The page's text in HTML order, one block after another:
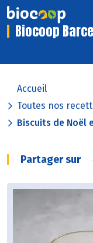
Biocoop
Accueil
Toutes nos
Biscuits de Noël
Partager sur